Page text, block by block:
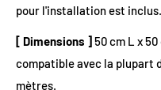
pour l'installation est inclus.
[ Dimensions ]50 cm L x 50
compatible avec la plupart
mètres.